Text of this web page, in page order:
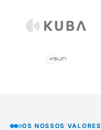
OS NOSSOS VALORES